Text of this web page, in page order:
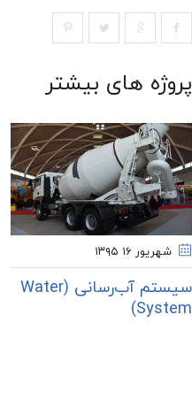
پروژه های بیشتر
شهریور ۱۶
سیستم آب‌رسانی (Water
System)